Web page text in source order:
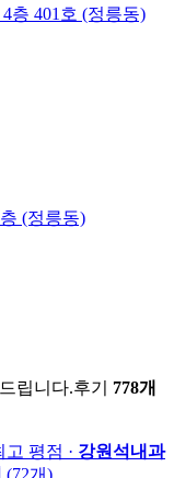
층 401호 (정릉동)
(정릉동)
립니다.후기 778개
고 평점 · 강원석내과
(72개)